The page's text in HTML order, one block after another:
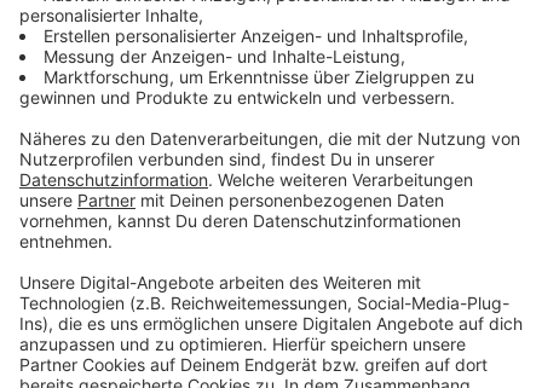
Wir benötigen Ihre
Zustimmung, um den YouTube
Video-Service zu laden!
Wir verwenden einen Service eines
Drittanbieters, um Videoinhalte
einzubetten. Dieser Service kann
Daten zu Ihren Aktivitäten
sammeln. Bitte lesen Sie die
Nutzung des Service zu, um dieses
Video anzusehen.
Mehr Informationen